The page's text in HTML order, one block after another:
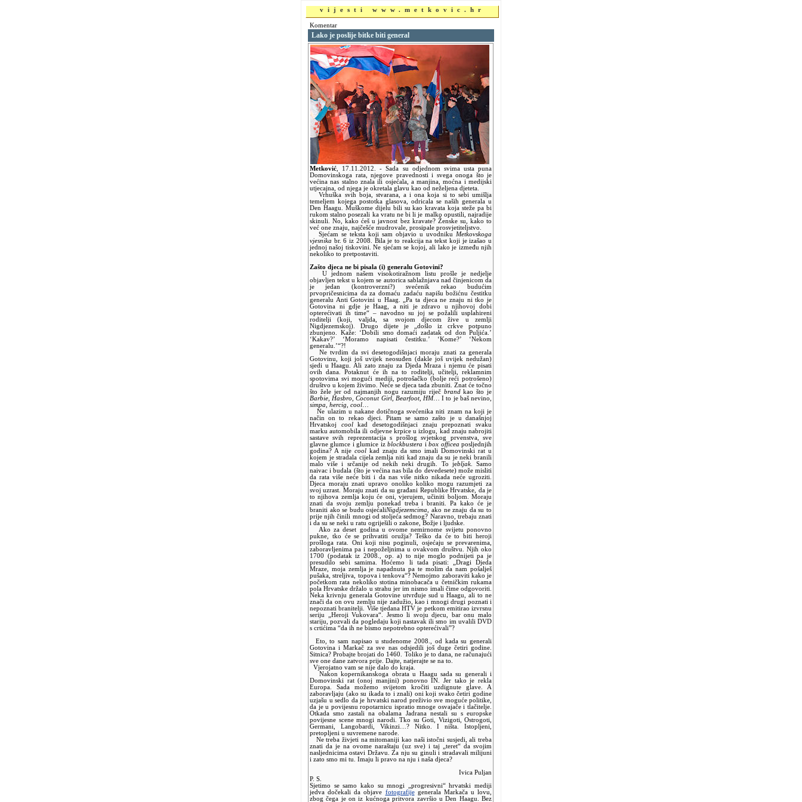
vijesti www.metkovic.hr
Komentar
Lako je poslije bitke biti general
Metković 17.11.2012.- Sada su odjednom svima usta puna
Domovinskoga rata, njegove pravednosti i svega onoga što je
većina nas stalno znala ili osjećala, a manjina, moćna i medijski
utjecajna, od njega je okretala glavu kao od neželjena djeteta.
Vrhuška svih boja, stvarana, a i ona koja si to sebi umišlja
temeljem kojega postotka glasova, odricala se naših generala u
Den Haagu. Muškome dijelu bili su kao kravata koja steže pa bi
rukom stalno posezali ka vratu ne bi li je malko opustili, najradije
skinuli. No, kako ćeš u javnost bez kravate? Ženske su, kako to
već one znaju, najčešće mudrovale, prosipale prosvjetiteljstvo.
Sjećam se teksta koji sam objavio u uvodniku Metkovskoga
vjesnika br. 6 iz 2008. Bila je to reakcija na tekst koji je izašao u
jednoj našoj tiskovini. Ne sjećam se kojoj, ali lako je između njih
nekoliko to pretpostaviti.
Zašto djeca ne bi pisala (i) generalu Gotovini?
U jednom našem visokotiražnom listu prošle je nedjelje
objavljen tekst u kojem se autorica sablažnjava nad činjenicom da
je jedan (kontroverzni?) svećenik rekao budućim
prvopričesnicima da za domaću zadaću napišu božićnu čestitku
generalu Anti Gotovini u Haag. „Pa ta djeca ne znaju ni tko je
Gotovina ni gdje je Haag, a niti je zdravo u njihovoj dobi
opterećivati ih time“ – navodno su joj se požalili usplahireni
roditelji (koji, valjda, sa svojom djecom žive u zemlji
Nigdjezemskoj). Drugo dijete je „došlo iz crkve potpuno
zbunjeno. Kaže: ‘Dobili smo domaći zadatak od don Puljića.’
‘Kakav?’ ‘Moramo napisati čestitku.’ ‘Kome?’ ‘Nekom
generalu.’“?!
Ne tvrdim da svi desetogodišnjaci moraju znati za generala
Gotovinu, koji još uvijek neosuđen (dakle još uvijek nedužan)
sjedi u Haagu. Ali zato znaju za Djeda Mraza i njemu će pisati
ovih dana. Potaknut će ih na to roditelji, učitelji, reklamnim
spotovima svi mogući mediji, potrošačko (bolje reći potrošeno)
društvo u kojem živimo. Neće se djeca tada zbuniti. Znat će točno
što žele jer od najmanjih nogu razumiju riječ brandkao što je
Barbie, Hasbro, Coconut Girl, Bearfoot, HM… I to je baš nevino,
simpa, hercig, cool
Ne ulazim u nakane dotičnoga svećenika niti znam na koji je
način on to rekao djeci. Pitam se samo zašto je u današnjoj
Hrvatskoj coolkad desetogodišnjaci znaju prepoznati svaku
marku automobila ili odjevne krpice u izlogu, kad znaju nabrojiti
sastave svih reprezentacija s prošlog svjetskog prvenstva, sve
glavne glumce i glumice izblockbustera ibox officea posljednjih
godina? A nije cool kad znaju da smo imali Domovinski rat u
kojem je stradala cijela zemlja niti kad znaju da su je neki branili
malo više i srčanije od nekih neki drugih. To jebljak. Samo
naivac i budala (što je većina nas bila do devedesete) može misliti
da rata više neće biti i da nas više nitko nikada neće ugroziti.
Djeca moraju znati upravo onoliko koliko mogu razumjeti za
svoj uzrast. Moraju znati da su građani Republike Hrvatske, da je
to njihova zemlja koju će oni, vjerujem, učiniti boljom. Moraju
znati da svoju zemlju ponekad treba i braniti. Pa kako će je
braniti ako se budu osjećaliNigdjezemcima
, ako ne znaju da su to
prije njih činili mnogi od stoljeća sedmog? Naravno, trebaju znati
i da su se neki u ratu ogriješili o zakone, Božje i ljudske.
Ako za deset godina u ovome nemirnome svijetu ponovno
pukne, tko će se prihvatiti oružja? Teško da će to biti heroji
prošloga rata. Oni koji nisu poginuli, osjećaju se prevarenima,
zaboravljenima pa i nepoželjnima u ovakvom društvu. Njih oko
1700 (podatak iz 2008., op. a) to nije moglo podnijeti pa je
presudilo sebi samima. Hoćemo li tada pisati: „Dragi Djeda
Mraze, moja zemlja je napadnuta pa te molim da nam pošalješ
pušaka, streljiva, topova i tenkova“? Nemojmo zaboraviti kako je
početkom rata nekoliko stotina minobacača u četničkim rukama
pola Hrvatske držalo u strahu jer im nismo imali čime odgovoriti.
Neka krivnju generala Gotovine utvrđuje sud u Haagu, ali to ne
znači da on ovu zemlju nije zadužio, kao i mnogi drugi poznati i
nepoznati branitelji. Više tjedana HTV je petkom emitirao izvrsnu
seriju „Heroji Vukovara“. Jesmo li svoju djecu, bar onu malo
stariju, pozvali da pogledaju koji nastavak ili smo im uvalili DVD
s crtićima “da ih ne bismo nepotrebno opterećivali”?
Eto, to sam napisao u studenome 2008., od kada su generali
Gotovina i Markač za sve nas odsjedili još duge četiri godine.
Sitnica? Probajte brojati do 1460. Toliko je to dana, ne računajući
sve one dane zatvora prije. Dajte, natjerajte se na to.
Vjerojatno vam se nije dalo do kraja.
Nakon kopernikanskoga obrata u Haagu sada su generali i
Domovinski rat (onoj manjini) ponovno IN. Jer tako je rekla
Europa. Sada možemo svijetom kročiti uzdignute glave. A
zaboravljaju (ako su ikada to i znali) oni koji svako četiri godine
uzjašu u sedlo da je hrvatski narod preživio sve moguće politike,
da je u povijesnu ropotarnicu ispratio mnoge osvajače i tlačitelje.
Otkada smo zastali na obalama Jadrana nestali su s europske
povijesne scene mnogi narodi. Tko su Goti, Vizigoti, Ostrogoti,
Germani, Langobardi, Vikinzi…? Nitko. I ništa. Istopljeni,
pretopljeni u suvremene narode.
Ne treba živjeti na mitomaniji kao naši istočni susjedi, ali treba
znati da je na ovome naraštaju (uz sve) i taj „teret“ da svojim
nasljednicima ostavi Državu. Za nju su ginuli i stradavali milijuni
i zato smo mi tu. Imaju li pravo na nju i naša djeca?
Ivica Puljan
P. S.
Sjetimo se samo kako su mnogi „progresivni“ hrvatski mediji
jedva dočekali da objave fotografijegenerala Markača u lovu,
zbog čega je on iz kućnoga pritvora završio u Den Haagu. Bez